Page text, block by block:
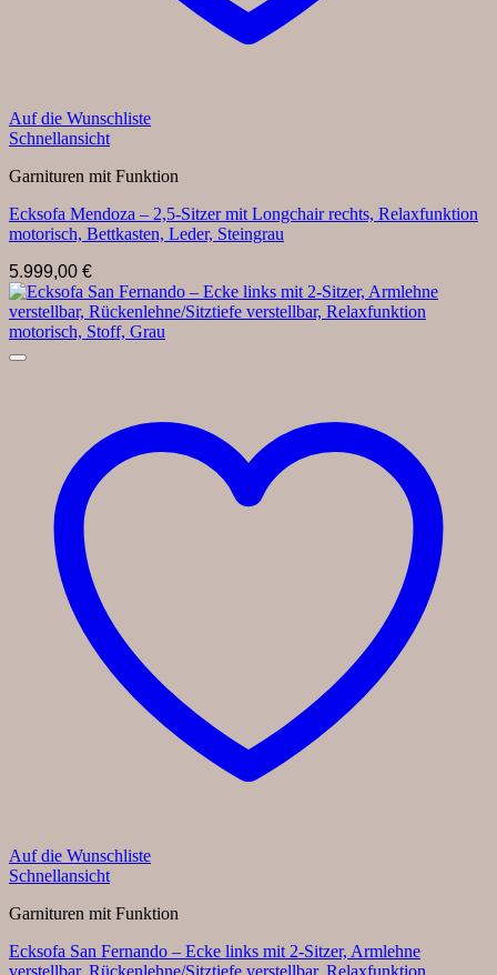
Auf die Wunschliste
Schnellansicht
Garnituren mit Funktion
Ecksofa Mendoza – 2,5-Sitzer mit Longchair rechts, Relaxfunktion
motorisch, Bettkasten, Leder, Steingrau
5.999,00 €
Auf die Wunschliste
Schnellansicht
Garnituren mit Funktion
Ecksofa San Fernando – Ecke links mit 2-Sitzer, Armlehne